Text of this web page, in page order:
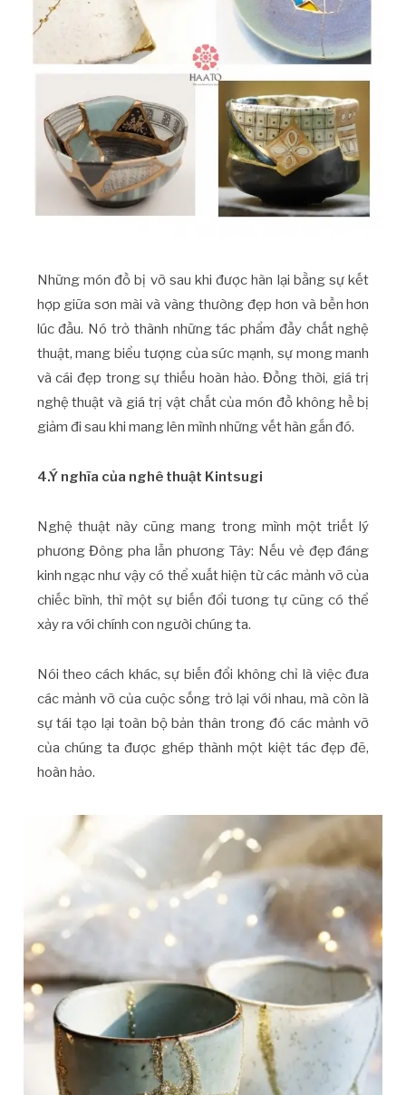
Những món đồ bị vỡ sau khi được hàn lại bằng sự kết
hợp giữa sơn mài và vàng thường đẹp hơn và bền hơn
lúc đầu. Nó trở thành những tác phẩm đầy chất nghệ
thuật, mang biểu tượng của sức mạnh, sự mong manh
và cái đẹp trong sự thiếu hoàn hảo. Đồng thời, giá trị
nghệ thuật và giá trị vật chất của món đồ không hề bị
giảm đi sau khi mang lên mình những vết hàn gắn đó.
4.Ý nghĩa của nghê thuật Kintsugi
Nghệ thuật này cũng mang trong mình một triết lý
phương Đông pha lẫn phương Tây: Nếu vẻ đẹp đáng
kinh ngạc như vậy có thể xuất hiện từ các mảnh vỡ của
chiếc bình, thì một sự biến đổi tương tự cũng có thể
xảy ra với chính con người chúng ta.
Nói theo cách khác, sự biến đổi không chỉ là việc đưa
các mảnh vỡ của cuộc sống trở lại với nhau, mà còn là
sự tái tạo lại toàn bộ bản thân trong đó các mảnh vỡ
của chúng ta được ghép thành một kiệt tác đẹp đẽ,
hoàn hảo.